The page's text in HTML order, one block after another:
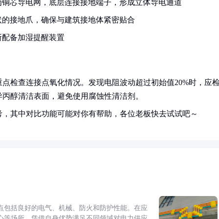
芯导电网，底层连接接地端子，形成立体导电通道
接地爪，确保与建筑接地体紧密贴合
备加湿提醒装置
检查连接点氧化情况。发现电阻波动超过初始值20%时，应
醇清洁表面，避免使用腐蚀性清洁剂。
其中对比功能可能对你有帮助，各位老板快去试试吧～
括良好的电气、机械、防火和防护性能。在应